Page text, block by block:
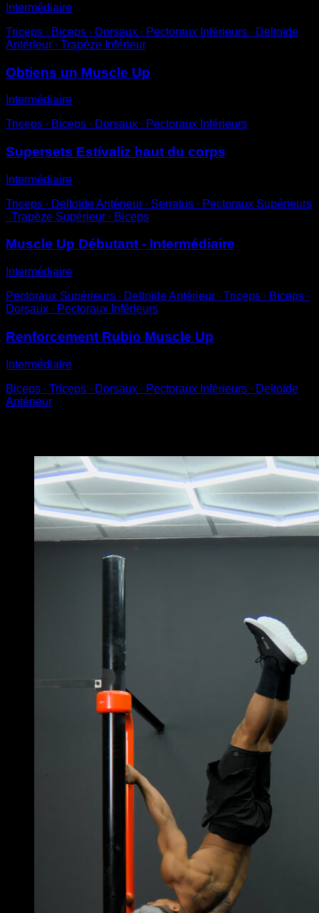
Intermédiaire
Triceps ∙ Biceps ∙ Dorsaux ∙ Pectoraux Inférieurs ∙ Deltoïde
Antérieur ∙ Trapèze Inférieur
Obtiens un Muscle Up
Intermédiaire
Triceps ∙ Biceps ∙ Dorsaux ∙ Pectoraux Inférieurs
Supersets Estívaliz haut du corps
Intermédiaire
Triceps ∙ Deltoïde Antérieur ∙ Serratus ∙ Pectoraux Supérieurs
∙ Trapèze Supérieur ∙ Biceps
Muscle Up Débutant - Intermédiaire
Intermédiaire
Pectoraux Supérieurs ∙ Deltoïde Antérieur ∙ Triceps ∙ Biceps ∙
Dorsaux ∙ Pectoraux Inférieurs
Renforcement Rubio Muscle Up
Intermédiaire
Biceps ∙ Triceps ∙ Dorsaux ∙ Pectoraux Inférieurs ∙ Deltoïde
Antérieur